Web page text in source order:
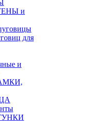
и
для
и